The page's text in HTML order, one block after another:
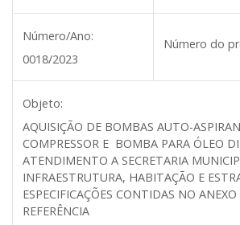
Número/Ano:
0018/2023
Número do
Objeto:
AQUISIÇÃO DE BOMBAS AUTO-
COMPRESSOR E BOMBA PARA ÓLEO
ATENDIMENTO A SECRETARIA
INFRAESTRUTURA, HABITAÇÃO E
ESPECIFICAÇÕES CONTIDAS NO
REFERÊNCIA